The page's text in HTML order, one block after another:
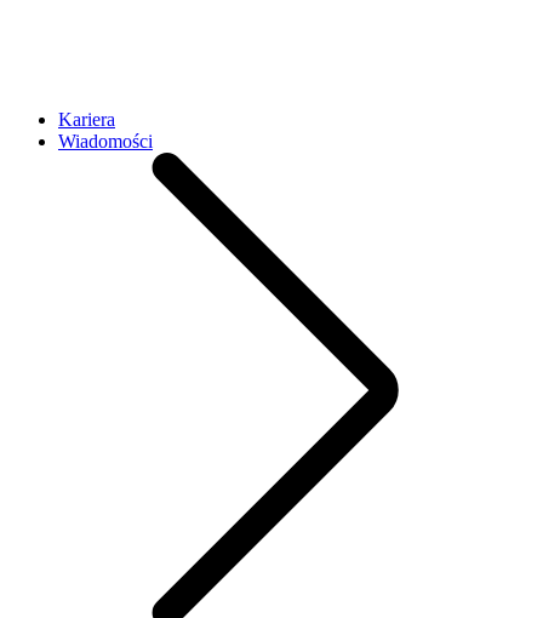
Kariera
Wiadomości